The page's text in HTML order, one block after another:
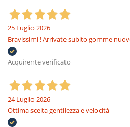
25 Luglio 2026
Bravissimi ! Arrivate subito gomme
Acquirente verificato
24 Luglio 2026
Ottima scelta gentilezza e velocità